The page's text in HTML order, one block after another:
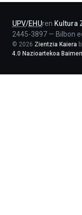
UPV/EHUren Kultura
2445-3897 — Bilbon
© 2026 Zientzia Kaiera
4.0 Nazioartekoa Baimen